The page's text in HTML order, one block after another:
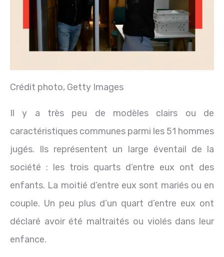
Crédit photo, Getty Images
Il y a très peu de modèles clairs ou de
caractéristiques communes parmi les 51 hommes
jugés. Ils représentent un large éventail de la
société : les trois quarts d’entre eux ont des
enfants. La moitié d’entre eux sont mariés ou en
couple. Un peu plus d’un quart d’entre eux ont
déclaré avoir été maltraités ou violés dans leur
enfance.